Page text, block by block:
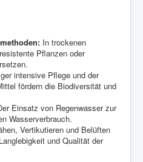
In trockenen
Pflanzen oder
intensive Pflege und der
fördern die Biodiversität und
Einsatz von Regenwasser zur
Wasserverbrauch.
Vertikutieren und Belüften
und Qualität der